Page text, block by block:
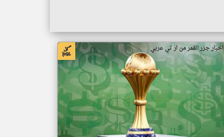
اخبار جزر القمر من ار تي عربي